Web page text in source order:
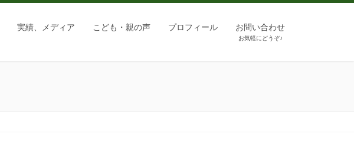
実績、メディア こども・親の声 プロフィール お問い合わせ
お気軽にどうぞ♪